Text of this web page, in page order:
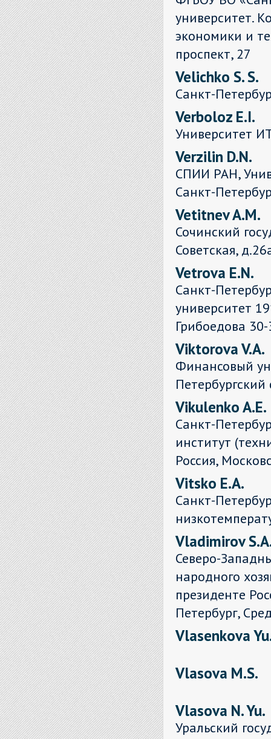
университет.
экономики и
проспект, 27
Velichko S. S.
Санкт-
Verboloz E.I.
Университет
Verzilin D.N.
СПИИ РАН,
Санкт-
Vetitnev A.M.
Сочинский
Советская,
Vetrova E.N.
Санкт-
университет
Грибоедова
Viktorova V.A.
Финансовый
Vikulenko A.E.
Санкт-
институт
Россия,
Vitsko E.A.
Санкт-
Vladimirov
Северо-
народного
президенте
Петербург,
Vlasenkova
Vlasova M.S.
Vlasova N. Yu.
Уральский